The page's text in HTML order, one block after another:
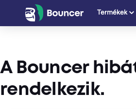
Termékek
A Bouncer
rendelkezik.